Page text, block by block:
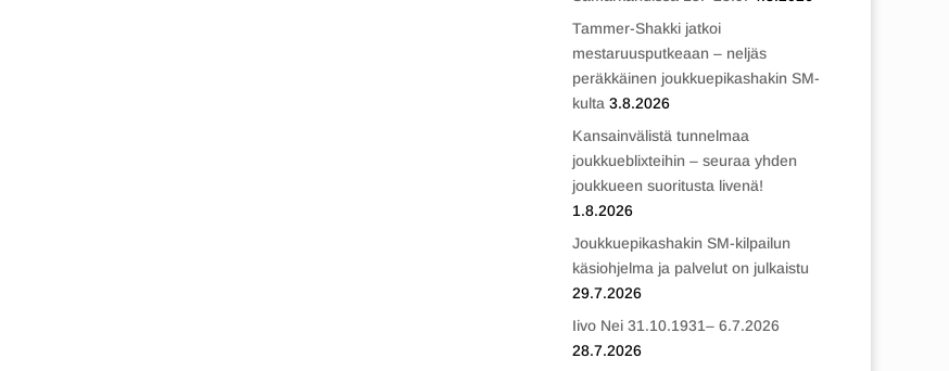
Tammer-Shakki jatkoi
mestaruusputkeaan – neljäs
peräkkäinen joukkuepikashakin SM-
kulta 3.8.2026
Kansainvälistä tunnelmaa
joukkueblixteihin – seuraa yhden
joukkueen suoritusta livenä!
1.8.2026
Joukkuepikashakin SM-kilpailun
käsiohjelma ja palvelut on julkaistu
29.7.2026
Iivo Nei 31.10.1931– 6.7.2026
28.7.2026